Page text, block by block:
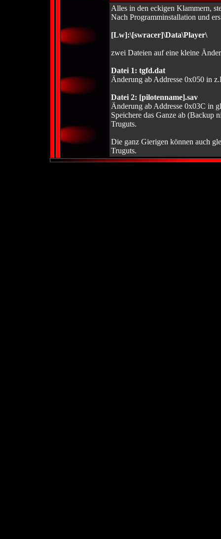
Alles in den eckigen Klammern,
Nach Programminstallation und
[Lw]:\[swracer]\Data\Player\
zwei Dateien auf eine kleine
Datei 1: tgfd.dat
Änderung ab Addresse 0x050 in
Datei 2: [pilotenname].sav
Änderung ab Addresse 0x03C in
Speichere das Ganze ab (Backup
Truguts.
Die ganz Gierigen können auch
Truguts.